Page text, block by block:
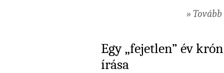
»
Egy „fejetlen” év
írása